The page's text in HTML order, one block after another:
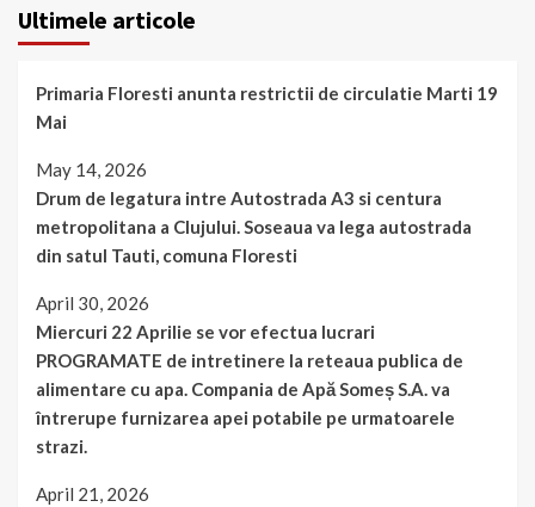
Ultimele articole
Primaria Floresti anunta restrictii de circulatie Marti 19
Mai
May 14, 2026
Drum de legatura intre Autostrada A3 si centura
metropolitana a Clujului. Soseaua va lega autostrada
din satul Tauti, comuna Floresti
April 30, 2026
Miercuri 22 Aprilie se vor efectua lucrari
PROGRAMATE de intretinere la reteaua publica de
alimentare cu apa. Compania de Apă Someș S.A. va
întrerupe furnizarea apei potabile pe urmatoarele
strazi.
April 21, 2026